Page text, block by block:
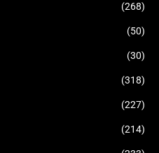
(268)
(50)
(30)
(318)
(227)
(214)